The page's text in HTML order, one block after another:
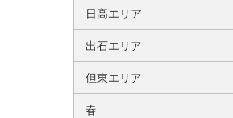
日高エリア
出石エリア
但東エリア
春